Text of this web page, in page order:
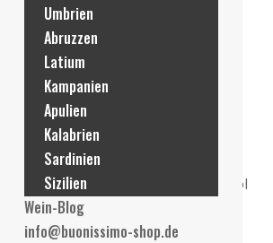
Bewertet mit
5.00
basierend auf
Kundenbewe
rtung
€14,90
Enthält 19% MwSt. DE
L (€
Alk. 13 % vol
zzgl.
Umbrien
Abruzzen
Latium
Kampanien
Apulien
Kalabrien
Sardinien
Sizilien
Wein-Blog
info@buonissimo-shop.de